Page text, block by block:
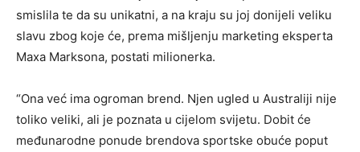
smislila te da su unikatni, a na kraju su joj donijeli veliku
slavu zbog koje će, prema mišljenju marketing eksperta
Maxa Marksona, postati milionerka.
“Ona već ima ogroman brend. Njen ugled u Australiji nije
toliko veliki, ali je poznata u cijelom svijetu. Dobit će
međunarodne ponude brendova sportske obuće poput